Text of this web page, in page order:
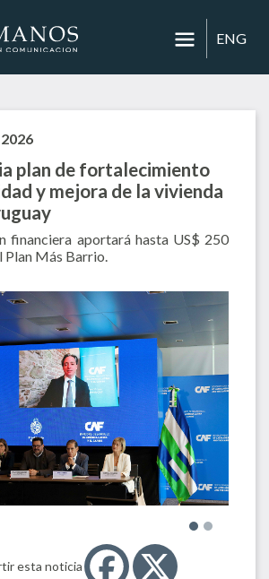
ENG
plan de fortalecimiento
y mejora de la vivienda
financiera aportará hasta US$ 250
Plan Más Barrio.
esta noticia